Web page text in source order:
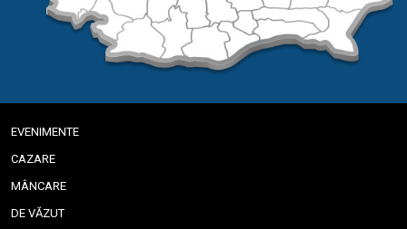
EVENIMENTE
CAZARE
MÂNCARE
DE VĂZUT